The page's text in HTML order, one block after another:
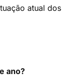
atual dos
ano?